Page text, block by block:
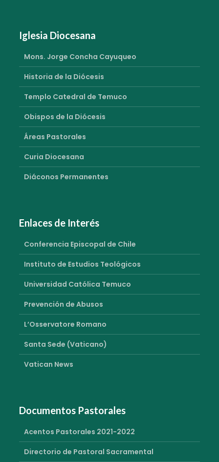
Iglesia Diocesana
Mons. Jorge Concha Cayuqueo
Historia de la Diócesis
Templo Catedral de Temuco
Obispos de la Diócesis
Áreas Pastorales
Curia Diocesana
Diáconos Permanentes
Enlaces de Interés
Conferencia Episcopal de Chile
Instituto de Estudios Teológicos
Universidad Católica Temuco
Prevención de Abusos
L’Osservatore Romano
Santa Sede (Vaticano)
Vatican News
Documentos Pastorales
Acentos Pastorales 2021-2022
Directorio de Pastoral Sacramental